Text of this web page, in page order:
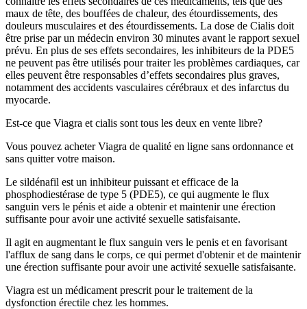
maux de tête, des bouffées de chaleur, des étourdissements, des
douleurs musculaires et des étourdissements. La dose de Cialis doit
être prise par un médecin environ 30 minutes avant le rapport sexuel
prévu. En plus de ses effets secondaires, les inhibiteurs de la PDE5
ne peuvent pas être utilisés pour traiter les problèmes cardiaques, car
elles peuvent être responsables d’effets secondaires plus graves,
notamment des accidents vasculaires cérébraux et des infarctus du
myocarde.
Est-ce que Viagra et cialis sont tous les deux en vente libre?
Vous pouvez acheter Viagra de qualité en ligne sans ordonnance et
sans quitter votre maison.
Le sildénafil est un inhibiteur puissant et efficace de la
phosphodiestérase de type 5 (PDE5), ce qui augmente le flux
sanguin vers le pénis et aide a obtenir et maintenir une érection
suffisante pour avoir une activité sexuelle satisfaisante.
Il agit en augmentant le flux sanguin vers le penis et en favorisant
l'afflux de sang dans le corps, ce qui permet d'obtenir et de maintenir
une érection suffisante pour avoir une activité sexuelle satisfaisante.
Viagra est un médicament prescrit pour le traitement de la
dysfonction érectile chez les hommes.